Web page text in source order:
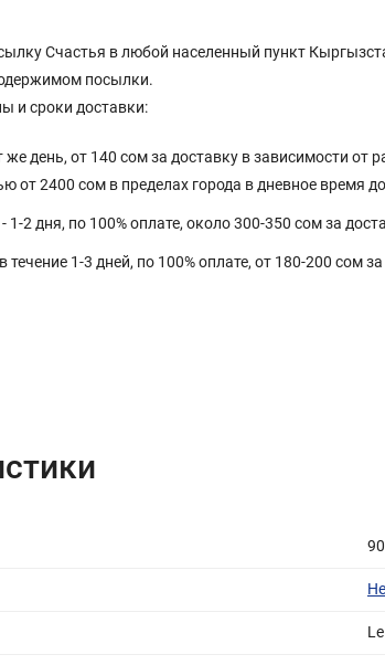
Счастья в любой населенный пункт
посылки.
и сроки доставки:
день, от 140 сом за доставку в зависимости от
от 2400 сом в пределах города в дневное время
2 дня, по 100% оплате, около 300-350 сом за
течение 1-3 дней, по 100% оплате, от 180-200 сом